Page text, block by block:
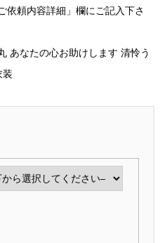
依頼内容詳細」欄にご記入下さ
あなたの心お助けします 清怜う
装